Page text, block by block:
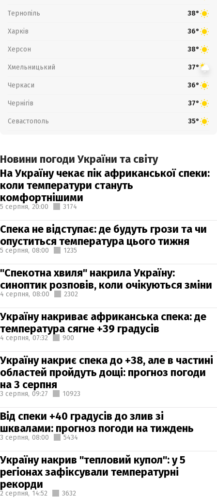
Тернопіль 38°
Харків 36°
Херсон 38°
Хмельницький 37°
Черкаси 36°
Чернігів 37°
Севастополь 35°
Новини погоди України та світу
На Україну чекає пік африканської спеки:
коли температури стануть
комфортнішими
5 серпня, 20:00 3174
Спека не відступає: де будуть грози та чи
опуститься температура цього тижня
5 серпня, 08:00 1235
"Спекотна хвиля" накрила Україну:
синоптик розповів, коли очікуються зміни
4 серпня, 08:00 2302
Україну накриває африканська спека: де
температура сягне +39 градусів
4 серпня, 07:32 900
Україну накриє спека до +38, але в частині
областей пройдуть дощі: прогноз погоди
на 3 серпня
3 серпня, 09:27 10923
Від спеки +40 градусів до злив зі
шквалами: прогноз погоди на тиждень
3 серпня, 08:00 5434
Україну накрив "тепловий купол": у 5
регіонах зафіксували температурні
рекорди
2 серпня, 14:52 3632